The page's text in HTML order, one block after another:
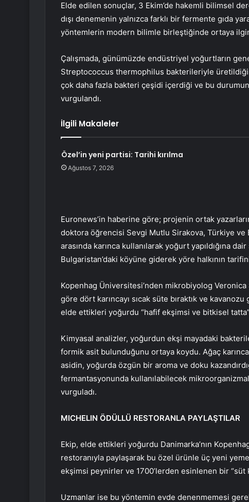
Elde edilen sonuçlar, 3 Ekim’de hakemli bilimsel
dışı denemenin yalnızca farklı bir fermente gıda
yöntemlerin modern bilimle birleştiğinde ortaya
Çalışmada, günümüzde endüstriyel yoğurtların
Streptococcus thermophilus bakterileriyle
çok daha fazla bakteri çeşidi içerdiği ve bu durumun
vurgulandı.
İlgili Makaleler
Özel’in yeni partisi: Tarihi kırılma
Ağustos 7, 2026
Euronews’in haberine göre; projenin ortak
doktora öğrencisi Sevgi Mutlu Sirakova, Türkiye ve
arasında karınca kullanılarak yoğurt yapıldığına
Bulgaristan’daki köyüne giderek yöre halkının
Kopenhag Üniversitesi’nden mikrobiyolog
göre dört karıncayı sıcak süte bıraktık ve
elde ettikleri yoğurdu “hafif ekşimsi ve bitkisel tatta”
Kimyasal analizler, yoğurdun ekşi mayadaki
formik asit bulunduğunu ortaya koydu. Ağaç
asidin, yoğurda özgün bir aroma ve doku
fermantasyonunda kullanılabilecek
vurguladı.
MICHELIN ÖDÜLLÜ RESTORANLA PAYLAŞTILAR
Ekip, elde ettikleri yoğurdu Danimarka’nın
restoranıyla paylaşarak bu özel ürünle üç yeni
ekşimsi peynirler ve 1700’lerden esinlenen bir “süt
Uzmanlar ise bu yöntemin evde denenmemesi